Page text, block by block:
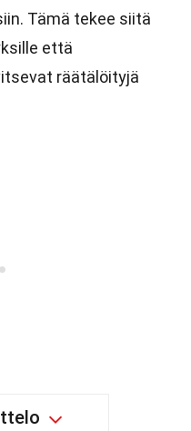
Tämä tekee siitä
että
räätälöityjä